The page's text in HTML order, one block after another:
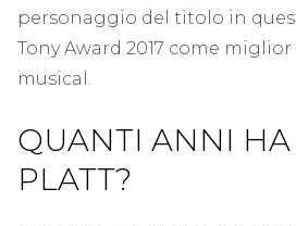
personaggio del titolo in
Tony Award 2017 come
musical.
QUANTI ANNI
PLATT?